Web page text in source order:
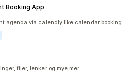
Booking App
agenda via calendly like calendar booking
filer, lenker og mye mer.